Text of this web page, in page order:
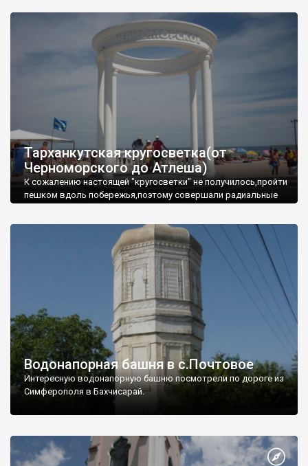
Тарханкутская кругосветка(от
Черноморского до Атлеша)
К сожалению настоящей "кругосветки" не получилось,пройти
пешком вдоль побережья,поэтому совершали радиальные
Водонапорная башня в с.Почтовое
Интересную водонапорную башню посмотрели по дороге из
Симферополя в Бахчисарай.